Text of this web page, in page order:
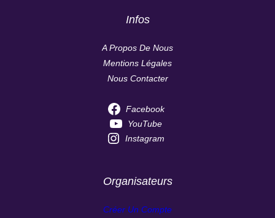
Infos
A Propos De Nous
Mentions Légales
Nous Contacter
Facebook
YouTube
Instagram
Organisateurs
Créer Un Compte